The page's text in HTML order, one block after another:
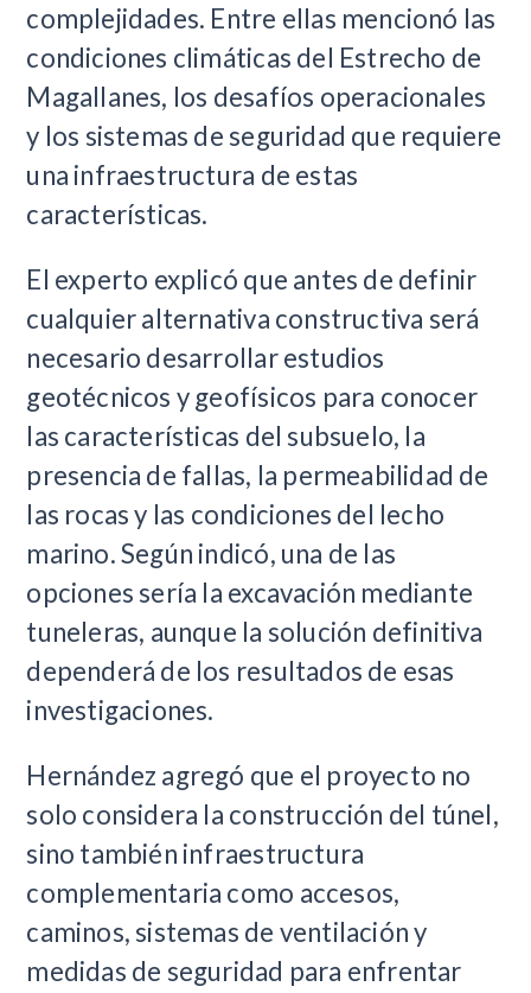
complejidades. Entre ellas mencionó las
condiciones climáticas del Estrecho de
Magallanes, los desafíos operacionales
y los sistemas de seguridad que requiere
una infraestructura de estas
características.
El experto explicó que antes de definir
cualquier alternativa constructiva será
necesario desarrollar estudios
geotécnicos y geofísicos para conocer
las características del subsuelo, la
presencia de fallas, la permeabilidad de
las rocas y las condiciones del lecho
marino. Según indicó, una de las
opciones sería la excavación mediante
tuneleras, aunque la solución definitiva
dependerá de los resultados de esas
investigaciones.
Hernández agregó que el proyecto no
solo considera la construcción del túnel,
sino también infraestructura
complementaria como accesos,
caminos, sistemas de ventilación y
medidas de seguridad para enfrentar